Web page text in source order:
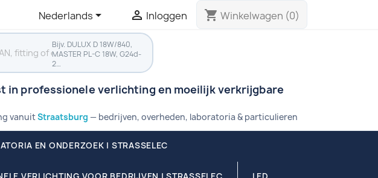
Nederlands  Inloggen shopping_cart Winkelwagen (0)
Bijv. DULUX D 18W/840,
MASTER PL-C 18W, G24d-
2…
in professionele verlichting en moeilijk verkrijgbare
vanuitStraatsburg — bedrijven, overheden, laboratoria & particulieren
EN ONDERZOEK | STRASSELEC